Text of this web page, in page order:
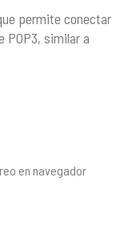
permite conectar
POP3, similar a
en navegador